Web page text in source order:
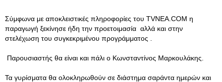
Σύμφωνα με αποκλειστικές πληροφορίες του TVNEA.COM η
παραγωγή ξεκίνησε ήδη την προετοιμασία αλλά και στην
στελέχωση του συγκεκριμένου προγράμματος .
Παρουσιαστής θα είναι και πάλι ο Κωνσταντίνος Μαρκουλάκης.
Τα γυρίσματα θα ολοκληρωθούν σε διάστημα σαράντα ημερών και